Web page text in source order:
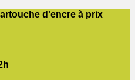
d'encre à prix